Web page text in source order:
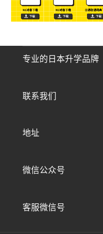
专业的日本升学品牌
联系我们
地址
微信公众号
客服微信号